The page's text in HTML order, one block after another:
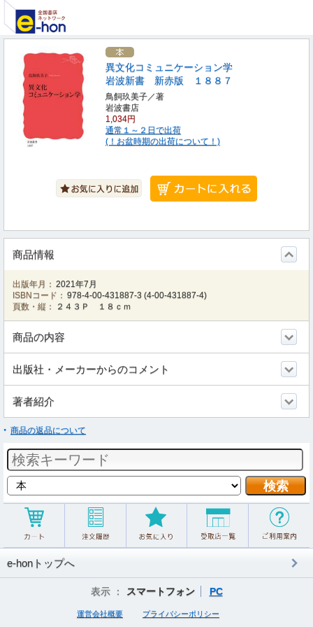
異文化コミュニケーション学
岩波新書 新赤版 １８８７
鳥飼玖美子／著
岩波書店
1,034円
通常１～２日で出荷
(！お盆時期の出荷について！)
商品情報
出版年月： 2021年7月
ISBNコード： 978-4-00-431887-3 (4-00-431887-4)
頁数・縦：
２４３Ｐ １８ｃｍ
商品の内容
出版社・メーカーからのコメント
著者紹介
商品の返品について
e-honトップへ
表示 ： スマートフォン PC
運営会社概要 プライバシーポリシー